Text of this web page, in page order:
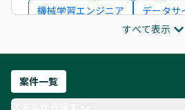
機械学習エンジニア
データサ
ITコンサ
フロントエンドエンジニア
ネットワークエンジニア
AIエンジニア
Webデザイナー
すべて表示
案件一覧